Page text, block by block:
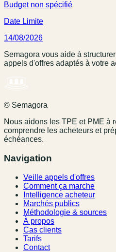
Budget non spécifié
Date Limite
14/08/2026
Semagora vous aide à
appels d'offres adaptés à votre
© Semagora
Nous aidons les TPE et PME à
comprendre les acheteurs et
échéances.
Navigation
Veille appels d'offres
Comment ça marche
Intelligence acheteur
Marchés publics
Méthodologie & sources
À propos
Cas clients
Tarifs
Contact